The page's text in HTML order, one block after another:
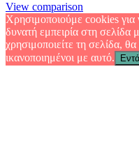
View comparison
Χρησιμοποιούμε cookies
δυνατή εμπειρία στη σελίδα
χρησιμοποιείτε τη σελίδα,
ικανοποιημένοι με αυτό.